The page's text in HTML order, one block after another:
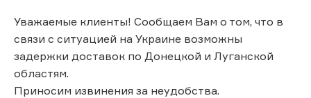
Уважаемые клиенты! Сообщаем Вам о том, что в
связи с ситуацией на Украине возможны
задержки доставок по Донецкой и Луганской
областям.
Приносим извинения за неудобства.